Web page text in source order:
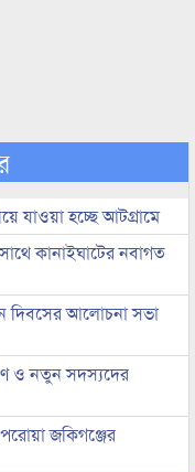
যাওয়া হচ্ছে আটগ্রামে
কানাইঘাটের নবাগত
দিবসের আলোচনা সভা
ও নতুন সদস্যদের
জকিগঞ্জের